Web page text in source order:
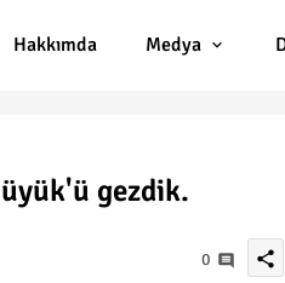
Hakkımda Medya
gezdik.
0 share